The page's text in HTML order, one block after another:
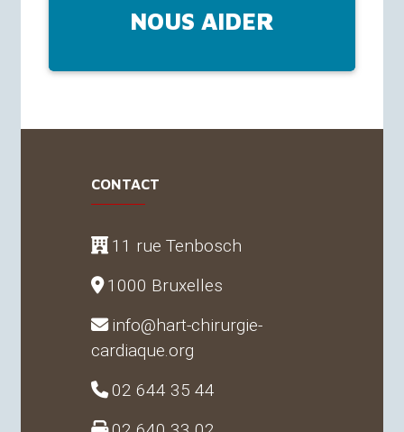
NOUS AIDER
CONTACT
11 rue Tenbosch
1000 Bruxelles
info@hart-chirurgie-
cardiaque.org
02 644 35 44